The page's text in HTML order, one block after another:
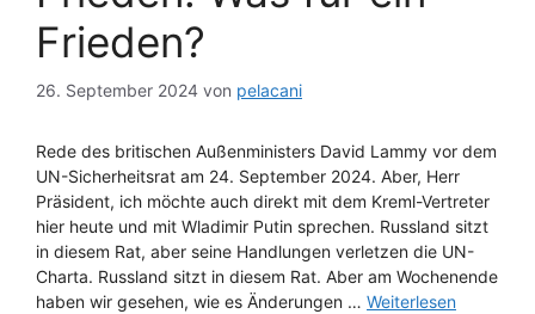
Frieden?
26. September 2024 von pelacani
Rede des britischen Außenministers David Lammy vor dem
UN-Sicherheitsrat am 24. September 2024. Aber, Herr
Präsident, ich möchte auch direkt mit dem Kreml-Vertreter
hier heute und mit Wladimir Putin sprechen. Russland sitzt
in diesem Rat, aber seine Handlungen verletzen die UN-
Charta. Russland sitzt in diesem Rat. Aber am Wochenende
haben wir gesehen, wie es Änderungen … Weiterlesen